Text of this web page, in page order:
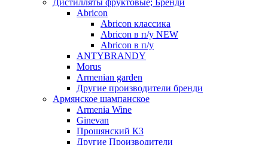
Дистилляты фруктовые; Бренди
Abricon
Abricon классика
Abricon в п/у NEW
Abricon в п/у
ANTYBRANDY
Morus
Armenian garden
Другие производители бренди
Армянское шампанское
Armenia Wine
Ginevan
Прошянский КЗ
Другие Производители